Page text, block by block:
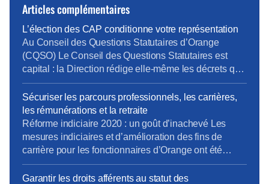
Articles complémentaires
L’élection des CAP conditionne votre représentation
Au Conseil des Questions Statutaires d’Orange
(CQSO) Le Conseil des Questions Statutaires est
capital : la Direction rédige elle-même les décrets qui
s’appliquent aux fonctionnaires de l’entreprise, avant
validation par le Ministère. La CFE-CGC et la CFTC
dénoncent ce fonctionnement, qui constitue une
atteinte à un principe fondamental du droit : nul ne
devrait être à la […]
Sécuriser les parcours professionnels, les carrières,
les rémunérations et la retraite
Réforme indiciaire 2020 : un goût d’inachevé Les
mesures indiciaires et d’amélioration des fins de
carrière pour les fonctionnaires d’Orange ont été
mises en place en décembre 2020, un an après la
Fonction Publique d’État… et en laissant de côté les
Garantir les droits afférents au statut des